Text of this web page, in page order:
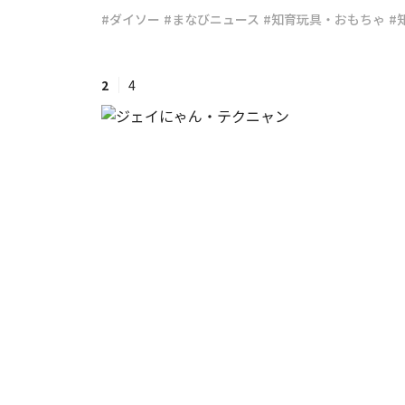
#渡邊大地の令和的ワーパパ道
#ダイソー #まなびニュース #知育玩具・おもちゃ #
2 4